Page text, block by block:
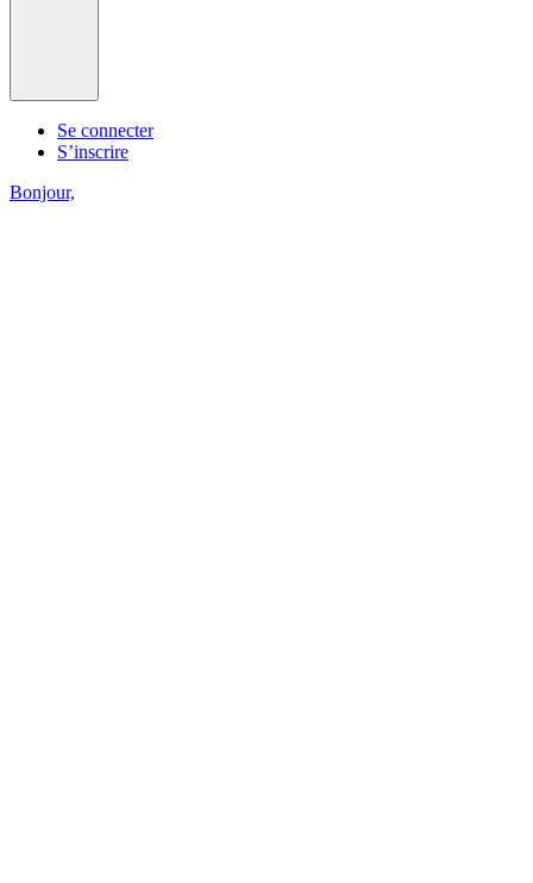
Se connecter
S’inscrire
Bonjour,